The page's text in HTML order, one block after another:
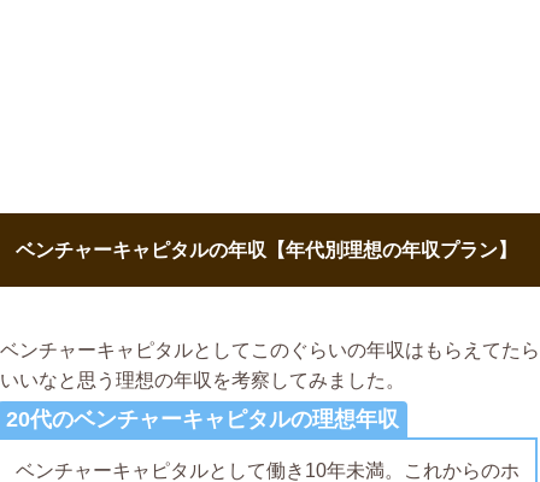
ベンチャーキャピタルの年収【年代別理想の年収プラン】
ベンチャーキャピタルとしてこのぐらいの年収はもらえてたら
いいなと思う理想の年収を考察してみました。
20代のベンチャーキャピタルの理想年収
ベンチャーキャピタルとして働き10年未満。これからのホ